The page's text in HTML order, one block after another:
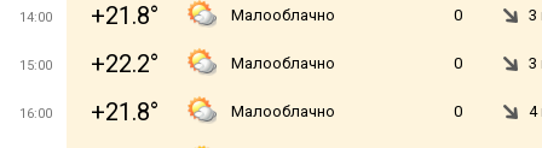
14:00 +21.8° Малооблачно 0 3
15:00 +22.2° Малооблачно 0 3
16:00 +21.8° Малооблачно 0 4